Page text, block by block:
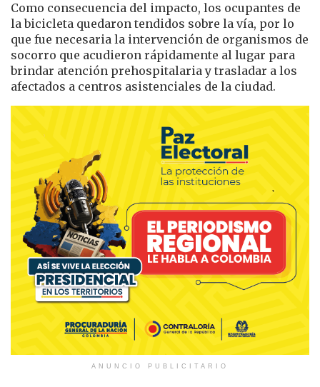
Como consecuencia del impacto, los ocupantes de
la bicicleta quedaron tendidos sobre la vía, por lo
que fue necesaria la intervención de organismos de
socorro que acudieron rápidamente al lugar para
brindar atención prehospitalaria y trasladar a los
afectados a centros asistenciales de la ciudad.
ANUNCIO PUBLICITARIO